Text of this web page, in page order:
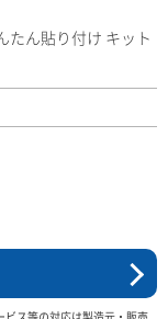
たん貼り付け キット